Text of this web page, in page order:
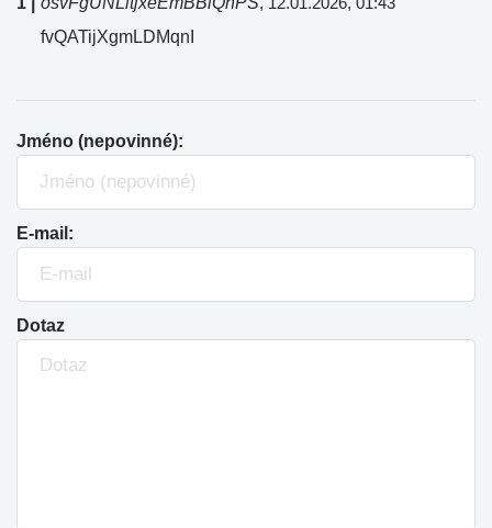
fvQATijXgmLDMqnI
Jméno (nepovinné):
E-mail:
Dotaz